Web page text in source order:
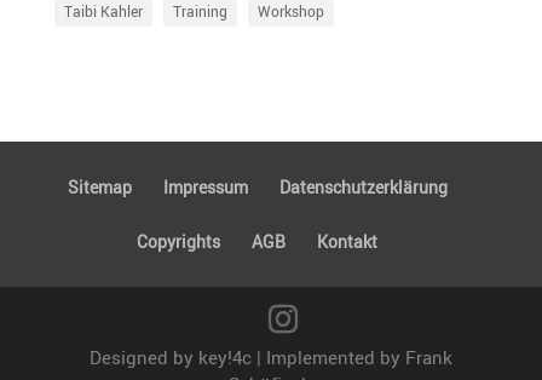
Taibi Kahler
Training Workshop
Sitemap Impressum Daten­schutz­er­klä­rung
Copyrights AGB Kontakt
Designed by key!4c | Implemented by Frank